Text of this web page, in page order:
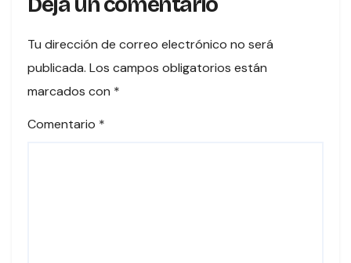
Tu dirección de correo electrónico no será
publicada. Los campos obligatorios están
marcados con *
Comentario *